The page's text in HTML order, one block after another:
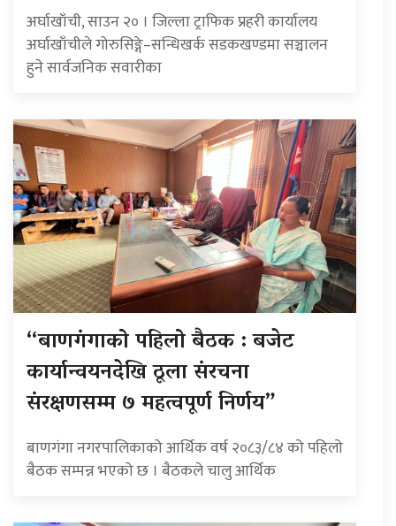
अर्घाखाँची, साउन २० । जिल्ला ट्राफिक प्रहरी कार्यालय
अर्घाखाँचीले गोरुसिङ्गे–सन्धिखर्क सडकखण्डमा सञ्चालन
हुने सार्वजनिक सवारीका
“बाणगंगाको पहिलो बैठक : बजेट
कार्यान्वयनदेखि ठूला संरचना
संरक्षणसम्म ७ महत्वपूर्ण निर्णय”
बाणगंगा नगरपालिकाको आर्थिक वर्ष २०८३/८४ को पहिलो
बैठक सम्पन्न भएको छ । बैठकले चालु आर्थिक